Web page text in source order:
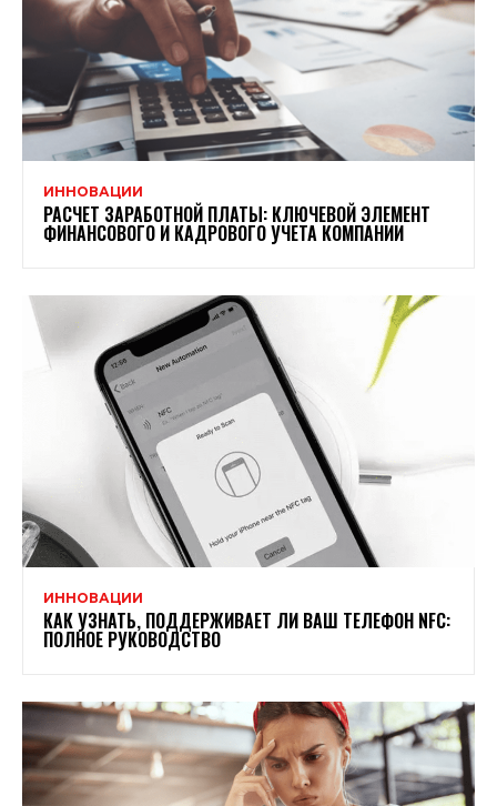
ИННОВАЦИИ
РАСЧЕТ ЗАРАБОТНОЙ ПЛАТЫ: КЛЮЧЕВОЙ ЭЛЕМЕНТ
ФИНАНСОВОГО И КАДРОВОГО УЧЕТА КОМПАНИИ
ИННОВАЦИИ
КАК УЗНАТЬ, ПОДДЕРЖИВАЕТ ЛИ ВАШ ТЕЛЕФОН NFC:
ПОЛНОЕ РУКОВОДСТВО